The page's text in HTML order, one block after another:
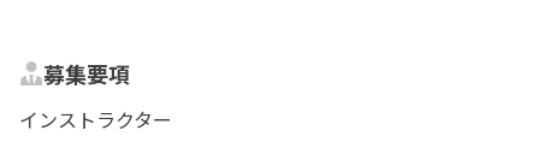
募集要項
インストラクター